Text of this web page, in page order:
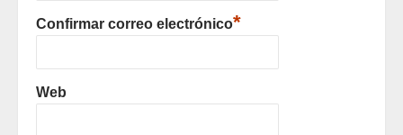
Confirmar correo electrónico*
Web